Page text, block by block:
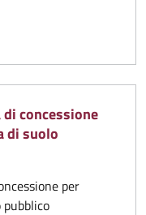
concessione
di suolo
per
pubblico